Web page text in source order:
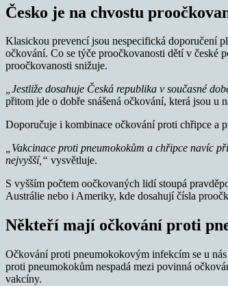
Česko je na chvostu
Klasickou prevencí jsou nespecifická doporučení
očkování. Co se týče proočkovanosti dětí v české
proočkovanosti snižuje.
„Jestliže dosahuje Česká republika v současné
přitom jde o dobře snášená očkování, která jsou u
Doporučuje i kombinace očkování proti chřipce a
„Vakcinace proti pneumokokům a chřipce navíc
nejvyšší,“ vysvětluje.
S vyšším počtem oočkovaných lidí stoupá
Austrálie nebo i Ameriky, kde dosahují čísla
Někteří mají očkování proti
Očkování proti pneumokokovým infekcím se u
proti pneumokokům nespadá mezi povinná
vakcíny.